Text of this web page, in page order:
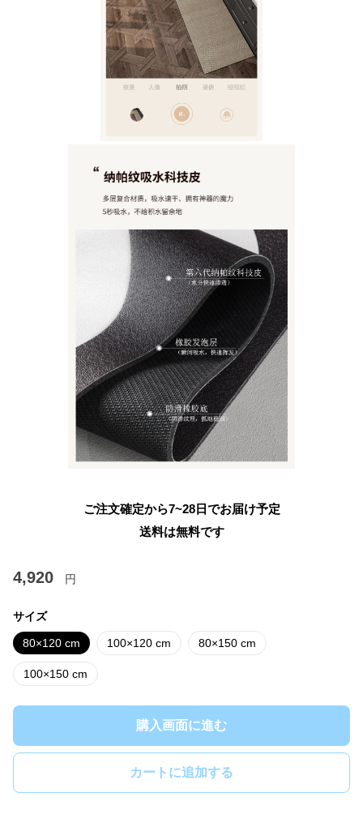
ご注文確定から7~28日でお届け予定
送料は無料です
4,920 円
サイズ
80×120 cm 100×120 cm 80×150 cm
100×150 cm
購入画面に進む
カートに追加する